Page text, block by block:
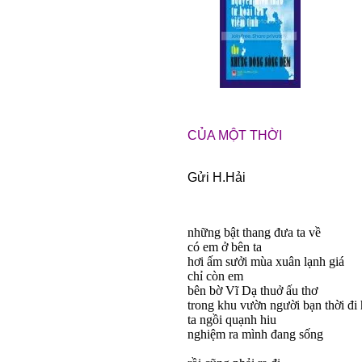
CỦA MỘT THỜI
Gửi H.Hải
những bật thang đưa ta về
có em ở bên ta
hơi ấm sưởi mùa xuân lạnh giá
chỉ còn em
bên bờ Vĩ Dạ thuở ấu thơ
trong khu vườn người bạn thời đi
ta ngồi quạnh hiu
nghiệm ra mình đang sống